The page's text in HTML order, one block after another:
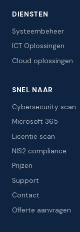
DIENSTEN
Systeembeheer
ICT Oplossingen
Cloud oplossingen
SNEL NAAR
Cybersecurity scan
Microsoft 365
Licentie scan
NIS2 compliance
Prijzen
Support
Contact
Offerte aanvragen